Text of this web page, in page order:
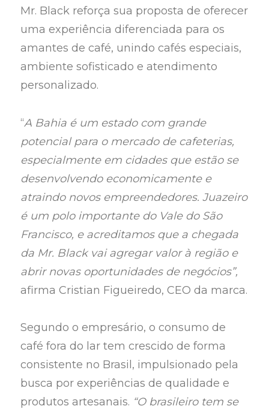
Mr. Black reforça sua proposta de oferecer
uma experiência diferenciada para os
amantes de café, unindo cafés especiais,
ambiente sofisticado e atendimento
personalizado.
“A Bahia é um estado com grande
potencial para o mercado de cafeterias,
especialmente em cidades que estão se
desenvolvendo economicamente e
atraindo novos empreendedores. Juazeiro
é um polo importante do Vale do São
Francisco, e acreditamos que a chegada
da Mr. Black vai agregar valor à região e
abrir novas oportunidades de negócios”,
afirma Cristian Figueiredo, CEO da marca.
Segundo o empresário, o consumo de
café fora do lar tem crescido de forma
consistente no Brasil, impulsionado pela
busca por experiências de qualidade e
produtos artesanais. “O brasileiro tem se